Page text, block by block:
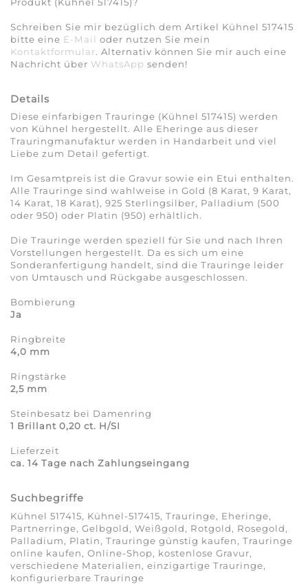
Produkt (Kühnel 517415)?
Schreiben Sie mir bezüglich dem Artikel Kühnel 517415
bitte eine E-Mail oder nutzen Sie mein
Kontaktformular. Alternativ können Sie mir auch eine
Nachricht über WhatsApp senden!
Details
Diese einfarbigen Trauringe (Kühnel 517415) werden
von Kühnel hergestellt. Alle Eheringe aus dieser
Trauringmanufaktur werden in Handarbeit und viel
Liebe zum Detail gefertigt.
Im Gesamtpreis ist die Gravur sowie ein Etui enthalten.
Alle Trauringe sind wahlweise in Gold (8 Karat, 9 Karat,
14 Karat, 18 Karat), 925 Sterlingsilber, Palladium (500
oder 950) oder Platin (950) erhältlich.
Die Trauringe werden speziell für Sie und nach Ihren
Vorstellungen hergestellt. Da es sich um eine
Sonderanfertigung handelt, sind die Trauringe leider
von Umtausch und Rückgabe ausgeschlossen.
Bombierung
Ja
Ringbreite
4,0 mm
Ringstärke
2,5 mm
Steinbesatz bei Damenring
1 Brillant 0,20 ct. H/SI
Lieferzeit
ca. 14 Tage nach Zahlungseingang
Suchbegriffe
Kühnel 517415, Kühnel-517415, Trauringe, Eheringe,
Partnerringe, Gelbgold, Weißgold, Rotgold, Rosegold,
Palladium, Platin, Trauringe günstig kaufen, Trauringe
online kaufen, Online-Shop, kostenlose Gravur,
verschiedene Materialien, einzigartige Trauringe,
konfigurierbare Trauringe